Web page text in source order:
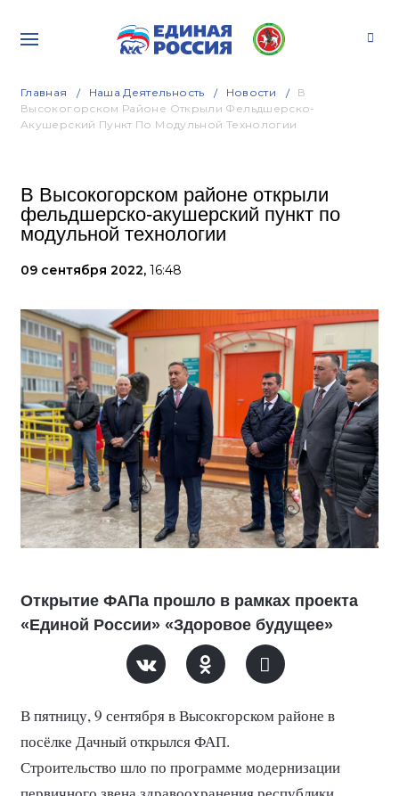
Главная Наша Деятельность Новости
В
Высокогорском Районе Открыли Фельдшерско-
Акушерский Пункт По Модульной Технологии
В Высокогорском районе открыли
фельдшерско-акушерский пункт по
модульной технологии
09 сентября 2022, 16:48
Открытие ФАПа прошло в рамках проекта
«Единой России» «Здоровое будущее»
В пятницу, 9 сентября в Высокгорском районе в
посёлке Дачный открылся ФАП.
Строительство шло по программе модернизации